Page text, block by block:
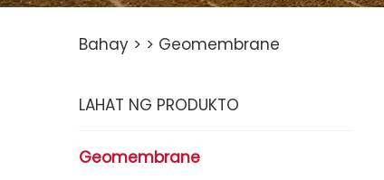
Bahay > > Geomembrane
LAHAT NG PRODUKTO
Geomembrane